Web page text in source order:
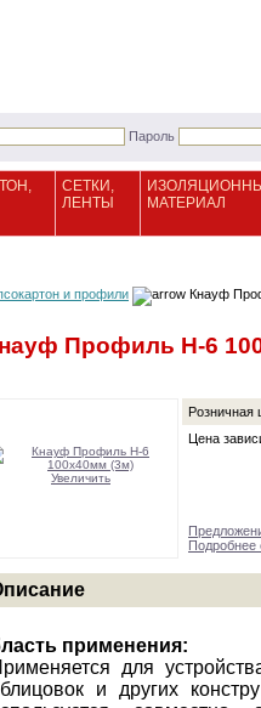
Пароль
СЕТКИ,
ЛЕНТЫ
МАТЕРИАЛ
и профили Кнауф
Профиль Н-6
Увеличить
Розничная
Цена
Подробнее
применения:
для
и других